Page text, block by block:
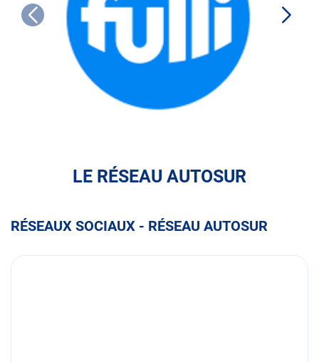
LE RÉSEAU AUTOSUR
RÉSEAUX SOCIAUX - RÉSEAU AUTOSUR